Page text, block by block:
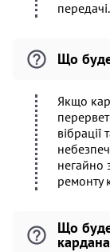
передачі.
Що
Якщо
негайно
ремонту
Що